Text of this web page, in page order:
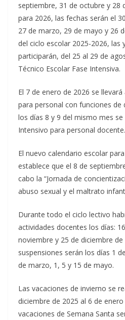
septiembre, 31 de octubre y 28
para 2026, las fechas serán el
27 de marzo, 29 de mayo y 26
del ciclo escolar 2025-2026, las
participarán, del 25 al 29 de
Técnico Escolar Fase Intensiva.
El 7 de enero de 2026 se
para personal con funciones de
los días 8 y 9 del mismo mes
Intensivo para personal docente.
El nuevo calendario escolar
establece que el 8 de
cabo la “Jornada de
abuso sexual y el maltrato
Durante todo el ciclo lectivo
actividades docentes los días:
noviembre y 25 de diciembre de
suspensiones serán los días 1
de marzo, 1, 5 y 15 de mayo.
Las vacaciones de invierno se
diciembre de 2025 al 6 de
vacaciones de Semana Santa